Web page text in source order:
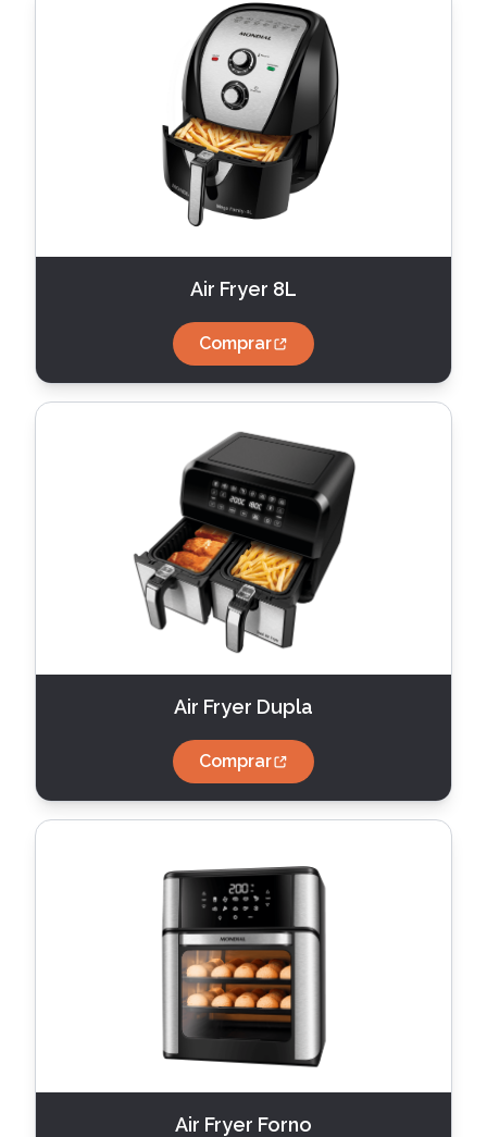
Air Fryer 8L
Comprar
Air Fryer Dupla
Comprar
Air Fryer Forno